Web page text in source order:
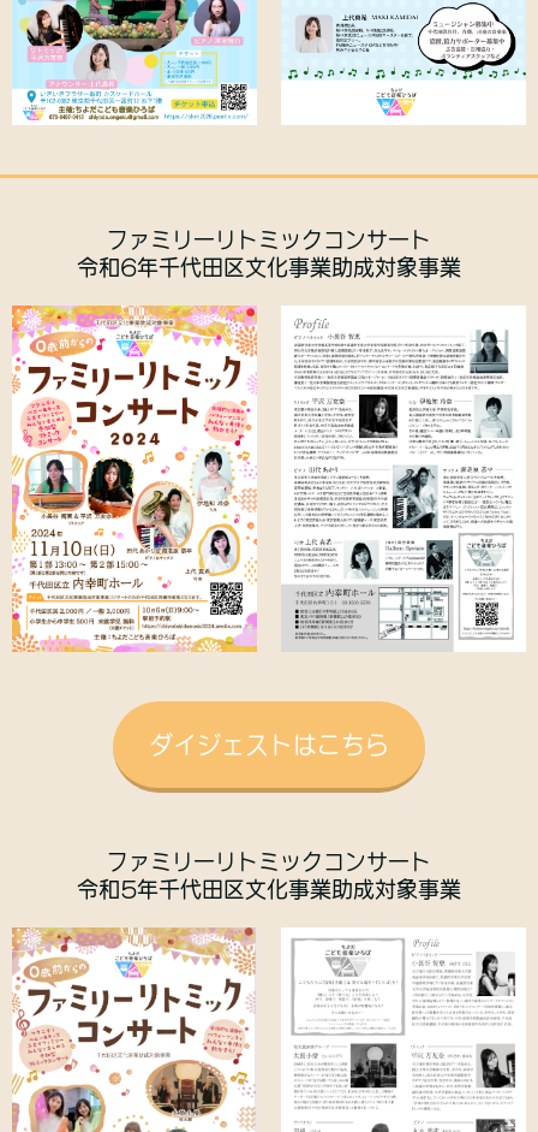
ファミリーリトミックコンサート
令和6年千代田区文化事業助成対象事業
ダイジェストはこちら
ファミリーリトミックコンサート
令和5年千代田区文化事業助成対象事業